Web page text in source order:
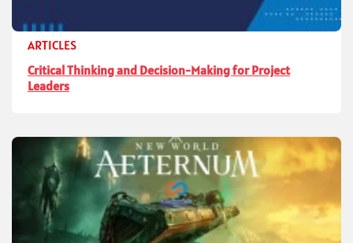
ARTICLES
Critical Thinking and Decision-Making for Project
Leaders